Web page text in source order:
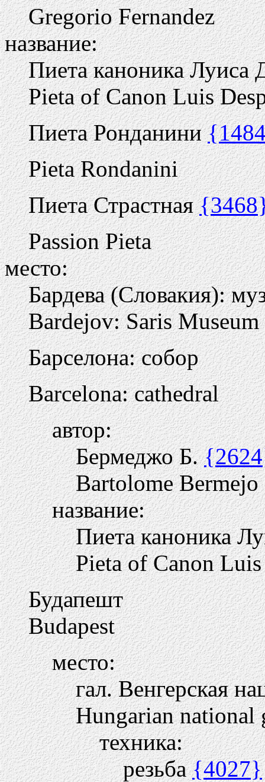
Gregorio Fernandez
название:
Пиета каноника Луиса
Pieta of Canon Luis
Пиета Ронданини
Pieta Rondanini
Пиета Страстная
Passion Pieta
место:
Бардева (Словакия):
Bardejov: Saris Museum
Барселона: собор
Barcelona: cathedral
автор:
Бермеджо Б.
Bartolome Bermejo
название:
Пиета каноника
Pieta of Canon
Будапешт
Budapest
место:
гал. Венгерская
Hungarian national
техника:
резьба{4027}